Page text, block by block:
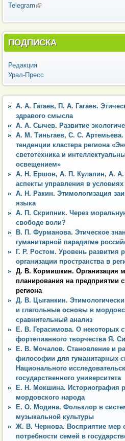
Telegram (внешняя ссылка)
ПОДПИСКА
Редакция
Урал-Пресс
А. А. Гагаев, П. А. Гагаев.
здравого смысла
А. А. Сычев. Развитие
А. М. Тиньгаев, С. С.
тенденции кластера региона
светотехника и
освещением»
А. Н. Ершов, А. П. Кулапин, А. А.
аспекты управления в условиях
А. Н. Ракин. Этимологизация
языка
А. П. Скрипник. Через
свободе воли?
В. П. Фурманова. Этическое
гуманитарной парадигме
Г. Р. Ростом. Уровень развития
организации пространства в
Д. В. Кормишкин. Организация
планирования на предприятии
региона
Д. В. Цыганкин.
и глагольные основы в
сравнительный анализ
Е. В. Герасимова. О некоторых
фортепианного творчества Я.
Е. В. Мочалов. Становление и
философии для гуманитарных
Национального
государственного университета
Е. Н. Мокшина. Историография
мордовского народа
Е. О. Модина. Фольклор в
музыкальной культуры
Ж. В. Чернова. Восприятие мер
потребности семей в